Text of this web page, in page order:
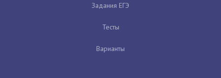
Задания ЕГЭ
Тесты
Варианты